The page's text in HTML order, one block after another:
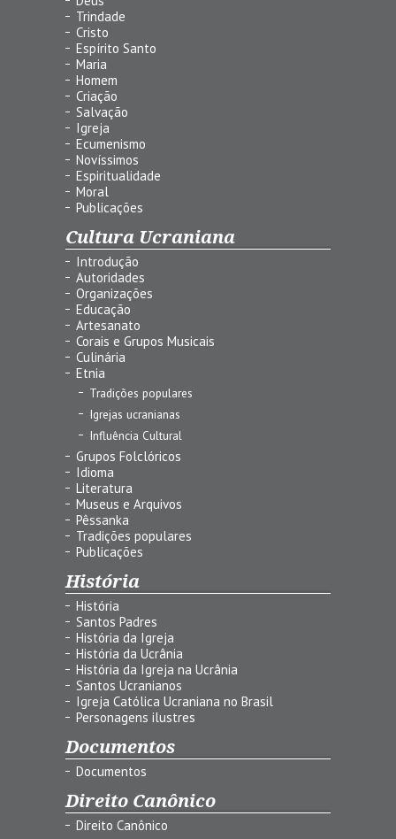
Trindade
Cristo
Espírito Santo
Maria
Homem
Criação
Salvação
Igreja
Ecumenismo
Novíssimos
Espiritualidade
Moral
Publicações
Cultura Ucraniana
Introdução
Autoridades
Organizações
Educação
Artesanato
Corais e Grupos Musicais
Culinária
Etnia
Tradições populares
Igrejas ucranianas
Influência Cultural
Grupos Folclóricos
Idioma
Literatura
Museus e Arquivos
Pêssanka
Tradições populares
Publicações
História
História
Santos Padres
História da Igreja
História da Ucrânia
História da Igreja na Ucrânia
Santos Ucranianos
Igreja Católica Ucraniana no Brasil
Personagens ilustres
Documentos
Documentos
Direito Canônico
Direito Canônico